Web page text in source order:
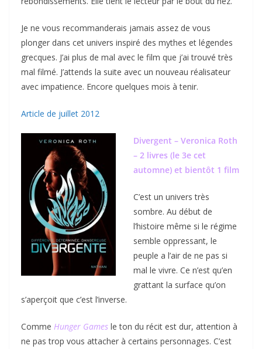
Je ne vous recommanderais jamais assez de vous
plonger dans cet univers inspiré des mythes et légendes
grecques. J’ai plus de mal avec le film que j’ai trouvé très
mal filmé. J’attends la suite avec un nouveau réalisateur
avec impatience. Encore quelques mois à tenir.
Article de juillet 2012
Divergent – Veronica Roth
– 2 livres (le 3e cet
automne) et bientôt 1 film
C’est un univers très
sombre. Au début de
l’histoire même si le régime
semble oppressant, le
peuple a l’air de ne pas si
mal le vivre. Ce n’est qu’en
grattant la surface qu’on
s’aperçoit que c’est l’inverse.
Comme Hunger Games le ton du récit est dur, attention à
ne pas trop vous attacher à certains personnages. C’est